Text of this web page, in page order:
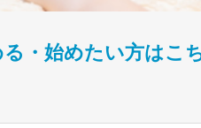
る・始めたい方はこ